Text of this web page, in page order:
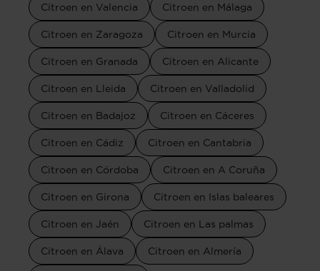
Citroen en Valencia Citroen en Málaga
Citroen en Zaragoza Citroen en Murcia
Citroen en Granada Citroen en Alicante
Citroen en Lleida Citroen en Valladolid
Citroen en Badajoz Citroen en Cáceres
Citroen en Cádiz Citroen en Cantabria
Citroen en Córdoba Citroen en A Coruña
Citroen en Girona Citroen en Islas baleares
Citroen en Jaén Citroen en Las palmas
Citroen en Álava Citroen en Almería